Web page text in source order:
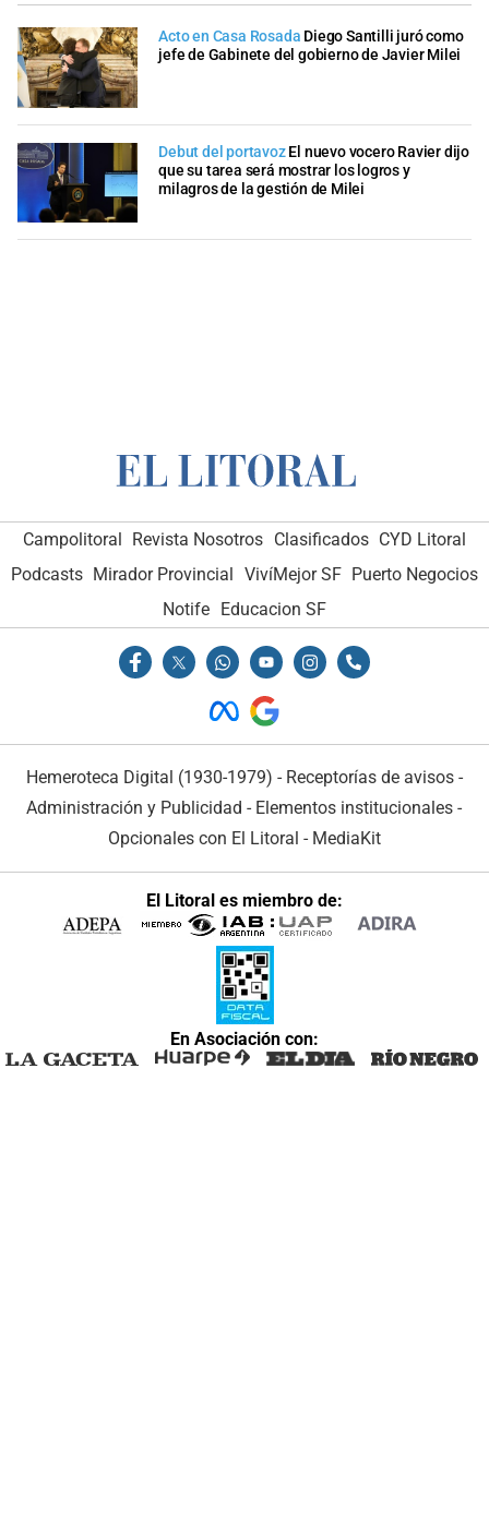
Acto en Casa Rosada Diego Santilli juró como
jefe de Gabinete del gobierno de Javier Milei
Debut del portavoz El nuevo vocero Ravier dijo
que su tarea será mostrar los logros y
milagros de la gestión de Milei
Campolitoral Revista Nosotros Clasificados CYD Litoral
Podcasts Mirador Provincial VivíMejor SF Puerto Negocios
Notife Educacion SF
Hemeroteca Digital (1930-1979) - Receptorías de avisos -
Administración y Publicidad - Elementos institucionales -
Opcionales con El Litoral - MediaKit
El Litoral es miembro de:
En Asociación con: